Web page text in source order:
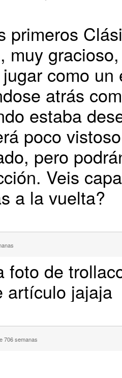
primeros
muy
como
atrás
estaba
poco
pero
Veis
a la vuelta?
foto de
artículo jajaja
706 semanas